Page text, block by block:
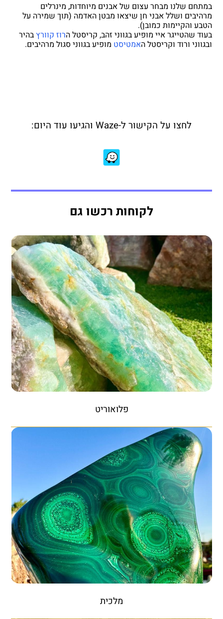
במתחם שלנו מבחר עצום של אבנים מיוחדות, מינרלים
מרהיבים ושלל אבני חן שיצאו מבטן האדמה (תוך שמירה על
הטבע והקיימות כמובן).
בעוד שהטייגר איי מופיע בגווני זהב, קריסטל הרוז קוורץבהיר
ובגווני ורוד וקריסטל האמטיסט מופיע בגווני סגול מרהיבים.
לחצו על הקישור ל-Waze והגיעו עוד היום:
לקוחות רכשו גם
פלואוריט
מלכית